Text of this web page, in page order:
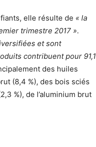
elle résulte de « la
trimestre 2017 ».
et sont
contribuent pour 91,1
des huiles
(8,4 %), des bois sciés
%), de l’aluminium brut